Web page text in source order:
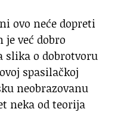
ovo neće dopreti
je već dobro
o dobrotvoru
spasilačkoj
neobrazovanu
neka od teorija